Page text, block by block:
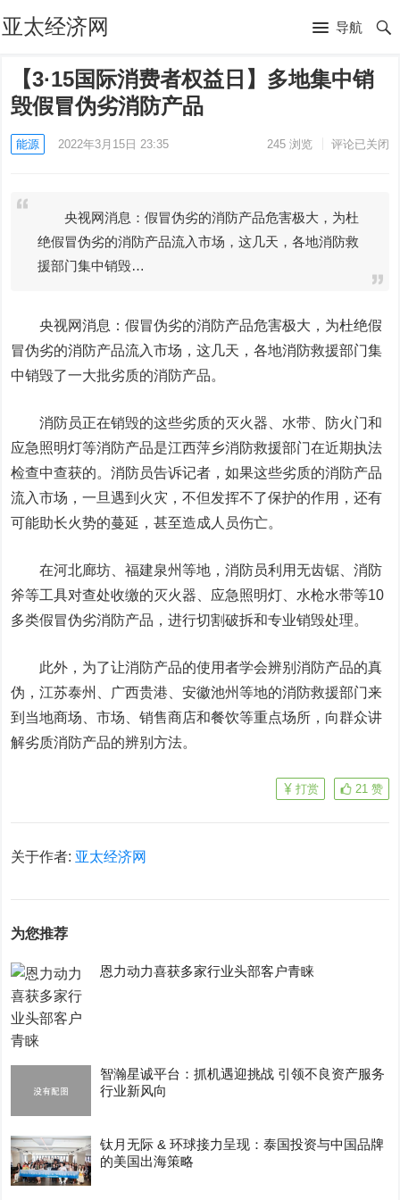
亚太经济网 导航
【3·15国际消费者权益日】多地集中销
毁假冒伪劣消防产品
能源 2022年3月15日 23:35 245浏览 评论已关闭
央视网消息：假冒伪劣的消防产品危害极大，为杜
绝假冒伪劣的消防产品流入市场，这几天，各地消防救
援部门集中销毁…
央视网消息：假冒伪劣的消防产品危害极大，为杜绝假
冒伪劣的消防产品流入市场，这几天，各地消防救援部门集
中销毁了一大批劣质的消防产品。
消防员正在销毁的这些劣质的灭火器、水带、防火门和
应急照明灯等消防产品是江西萍乡消防救援部门在近期执法
检查中查获的。消防员告诉记者，如果这些劣质的消防产品
流入市场，一旦遇到火灾，不但发挥不了保护的作用，还有
可能助长火势的蔓延，甚至造成人员伤亡。
在河北廊坊、福建泉州等地，消防员利用无齿锯、消防
斧等工具对查处收缴的灭火器、应急照明灯、水枪水带等10
多类假冒伪劣消防产品，进行切割破拆和专业销毁处理。
此外，为了让消防产品的使用者学会辨别消防产品的真
伪，江苏泰州、广西贵港、安徽池州等地的消防救援部门来
到当地商场、市场、销售商店和餐饮等重点场所，向群众讲
解劣质消防产品的辨别方法。
21 赞
打赏
关于作者: 亚太经济网
为您推荐
恩力动力喜获多家行业头部客户青睐
智瀚星诚平台：抓机遇迎挑战 引领不良资产服务
行业新风向
钛月无际 & 环球接力呈现：泰国投资与中国品牌
的美国出海策略